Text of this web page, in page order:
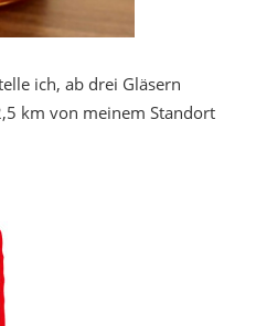
ich, ab drei Gläsern
km von meinem Standort